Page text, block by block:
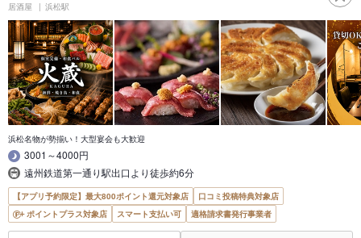
居酒屋 浜松駅
浜松名物が勢揃い！大型宴会も大歓迎
3001～4000円
遠州鉄道第一通り駅出口より徒歩約6分
【アプリ予約限定】最大800ポイント還元対象店
口コミ投稿特典対象店
ポイントプラス対象店
スマート支払い可 適格請求書発行事業者